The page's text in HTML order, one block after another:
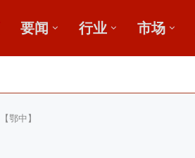
要闻 行业 市场
鄂中】